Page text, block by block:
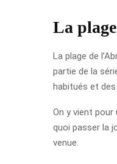
La
La plage de
partie de la
habitués et des
On y vient pour
quoi passer la
venue.